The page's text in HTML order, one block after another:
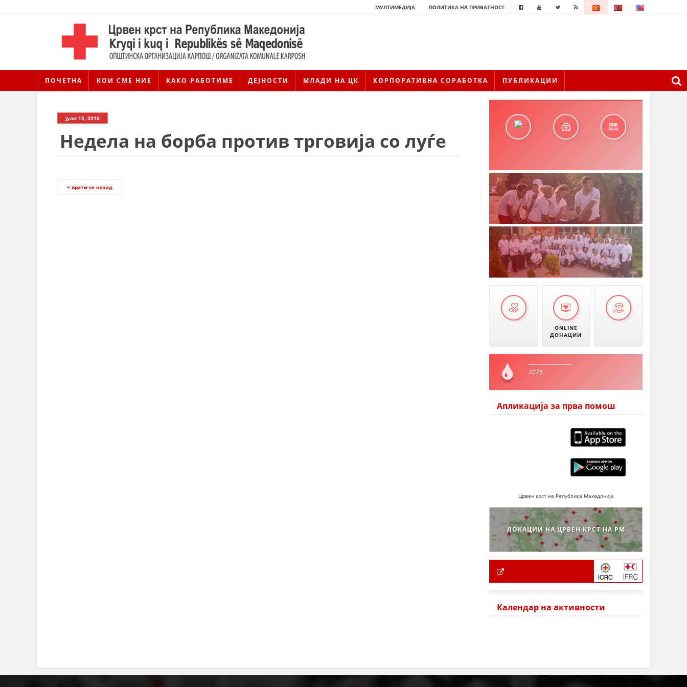
МУЛТИМЕДИЈА ПОЛИТИКА НА ПРИВАТНОСТ
ПОЧЕТНА КОИ СМЕ НИЕ КАКО РАБОТИМЕ ДЕЈНОСТИ МЛАДИ НА ЦК КОРПОРАТИВНА СОРАБОТКА ПУБЛИКАЦИИ
јули 15, 2016
Недела на борба против трговија со луѓе
< врати се назад
ONLINE
ДОНАЦИИ
2026
Апликација за прва помош
Црвен крст на Република Македонија
ЛОКАЦИИ НА ЦРВЕН КРСТ НА РМ
Календар на активности